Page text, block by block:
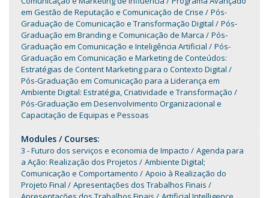
em Gestão de Reputação e Comunicação de Crise
Pós-
Graduação de Comunicação e Transformação Digital
Pós-
Graduação em Branding e Comunicação de Marca
Pós-
Graduação em Comunicação e Inteligência Artificial
Pós-
Graduação em Comunicação e Marketing de Conteúdos:
Estratégias de Content Marketing para o Contexto Digital
Pós-Graduação em Comunicação para a Liderança em
Ambiente Digital: Estratégia, Criatividade e Transformação
Pós-Graduação em Desenvolvimento Organizacional e
Capacitação de Equipas e Pessoas
Modules / Courses:
3 - Futuro dos serviços e economia de Impacto
Agenda para
a Ação: Realização dos Projetos
Ambiente Digital;
Comunicação e Comportamento
Apoio à Realização do
Projeto Final
Apresentações dos Trabalhos Finais